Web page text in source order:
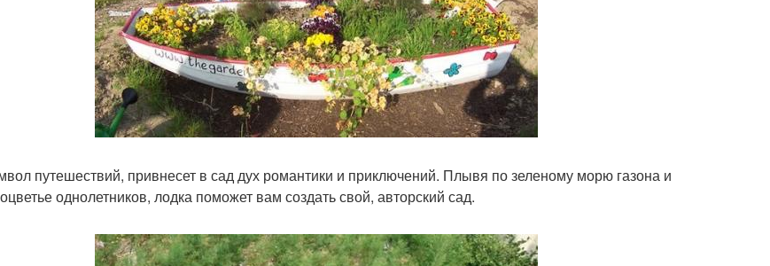
путешествий, привнесет в сад дух романтики и приключений. Плывя по зеленому морю газона и
однолетников, лодка поможет вам создать свой, авторский сад.